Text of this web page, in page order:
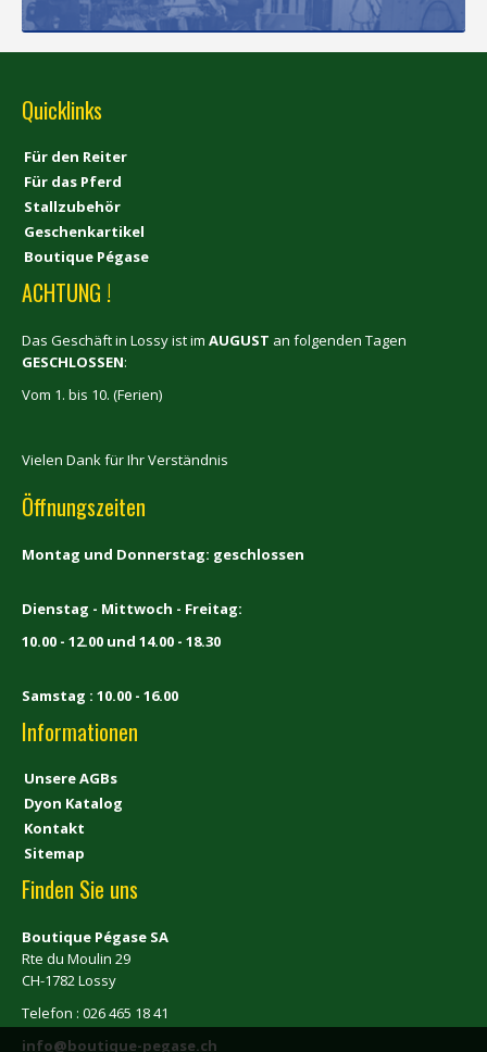
Quicklinks
Für den Reiter
Für das Pferd
Stallzubehör
Geschenkartikel
Boutique Pégase
ACHTUNG !
Das Geschäft in Lossy ist im AUGUST an folgenden Tagen
GESCHLOSSEN:
Vom 1. bis 10. (Ferien)
Vielen Dank für Ihr Verständnis
Öffnungszeiten
Montag und Donnerstag: geschlossen
Dienstag - Mittwoch - Freitag:
10.00 - 12.00 und 14.00 - 18.30
Samstag : 10.00 - 16.00
Informationen
Unsere AGBs
Dyon Katalog
Kontakt
Sitemap
Finden Sie uns
Boutique Pégase SA
Rte du Moulin 29
CH-1782 Lossy
Telefon : 026 465 18 41
info@boutique-pegase.ch